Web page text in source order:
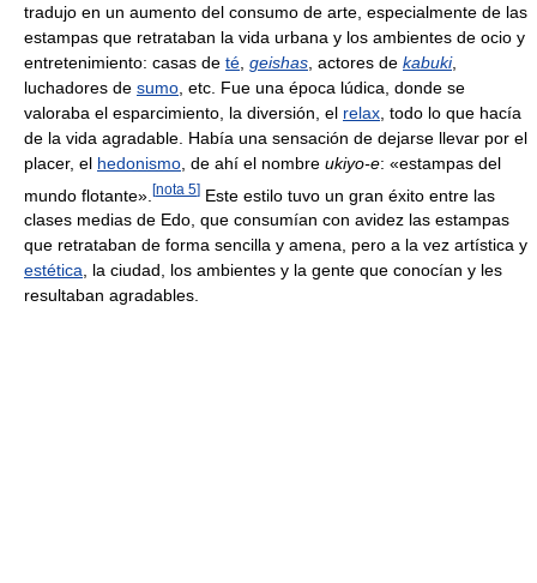
tradujo en un aumento del consumo de arte, especialmente de las
estampas que retrataban la vida urbana y los ambientes de ocio y
entretenimiento: casas de té geishas , actores de kabuki,
luchadores de sumo , etc. Fue una época lúdica, donde se
valoraba el esparcimiento, la diversión, el relax , todo lo que hacía
de la vida agradable. Había una sensación de dejarse llevar por el
placer, el hedonismo , de ahí el nombre ukiyo-e: «estampas del
mundo flotante». [nota 5] Este estilo tuvo un gran éxito entre las
clases medias de Edo, que consumían con avidez las estampas
que retrataban de forma sencilla y amena, pero a la vez artística y
estética, la ciudad, los ambientes y la gente que conocían y les
resultaban agradables.